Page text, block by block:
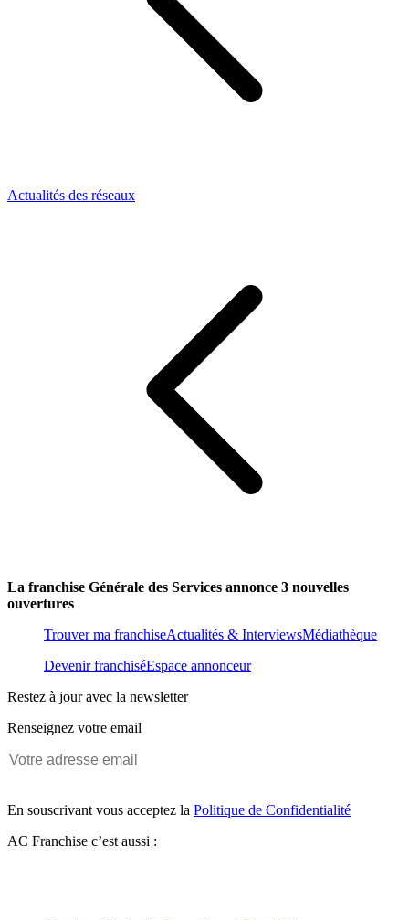
Actualités des réseaux
La franchise Générale des Services annonce 3 nouvelles
ouvertures
Trouver ma franchiseActualités & InterviewsMédiathèque
Devenir franchiséEspace annonceur
Restez à jour avec la newsletter
Renseignez votre email
En souscrivant vous acceptez la Politique de Confidentialité
AC Franchise c’est aussi :